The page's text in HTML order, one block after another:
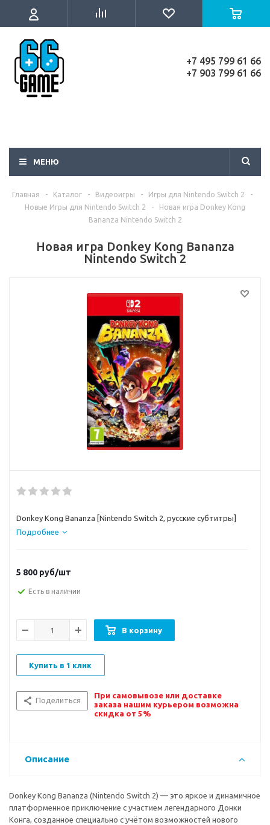
+7 495 799 61 66
+7 903 799 61 66
МЕНЮ
Главная - Каталог - Видеоигры - Игры для Nintendo Switch 2
-
Новые Игры для Nintendo Switch 2
-
Новая игра Donkey Kong
Bananza Nintendo Switch 2
Новая игра Donkey Kong Bananza
Nintendo Switch 2
Donkey Kong Bananza [Nintendo Switch 2, русские субтитры]
Подробнее
5 800 руб/шт
Есть в наличии
В корзину
Купить в 1 клик
Поделиться
При самовывозе или доставке
заказа нашим курьером возможна
скидка от 5%
Описание
Donkey Kong Bananza (Nintendo Switch 2) — это яркое и динамичное
платформенное приключение с участием легендарного Донки
Конга, созданное специально с учётом возможностей нового